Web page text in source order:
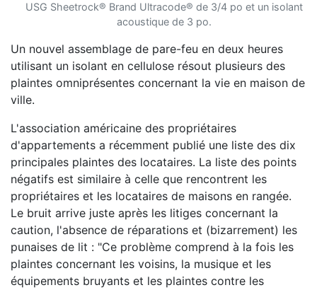
USG Sheetrock® Brand Ultracode® de 3/4 po et un isolant
acoustique de 3 po.
Un nouvel assemblage de pare-feu en deux heures
utilisant un isolant en cellulose résout plusieurs des
plaintes omniprésentes concernant la vie en maison de
ville.
L'association américaine des propriétaires
d'appartements a récemment publié une liste des dix
principales plaintes des locataires. La liste des points
négatifs est similaire à celle que rencontrent les
propriétaires et les locataires de maisons en rangée.
Le bruit arrive juste après les litiges concernant la
caution, l'absence de réparations et (bizarrement) les
punaises de lit : "Ce problème comprend à la fois les
plaintes concernant les voisins, la musique et les
équipements bruyants et les plaintes contre les